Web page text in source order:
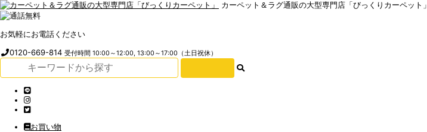
カーペット＆ラグ通販の大型専門店「びっくりカーペット」
お気軽にお電話ください
0120-669-814受付時間 10:00～12:00, 13:00～17:00（土日祝休）
お買い物